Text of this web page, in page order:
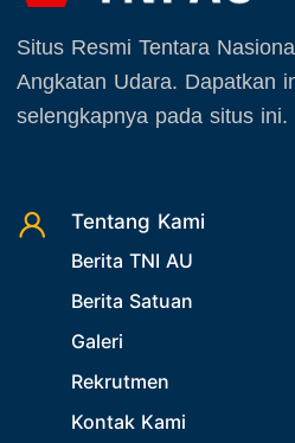
22. Latihan TNI
23. Operasi TNI
26. Agenda Yasarini
27. Politik
28. Bukan Berita TNI AU
29. Akademik
30. Organisasi TNI
31. SPAM
Oktober 2025
November 2025
Situs Resmi Tentara
Angkatan Udara. Dapatkan
selengkapnya pada situs ini.
Tentang Kami
Berita TNI AU
Berita Satuan
Galeri
Rekrutmen
Kontak Kami